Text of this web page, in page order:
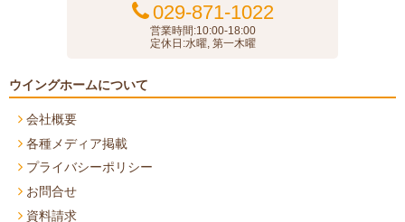
029-871-1022
営業時間:10:00-18:00
定休日:水曜, 第一木曜
ウイングホームについて
会社概要
各種メディア掲載
プライバシーポリシー
お問合せ
資料請求